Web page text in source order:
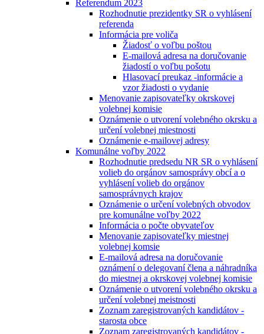
Referendum 2023
Rozhodnutie prezidentky SR o vyhlásení
referenda
Informácia pre voliča
Žiadosť o voľbu poštou
E-mailová adresa na doručovanie
žiadostí o voľbu pošotu
Hlasovací preukaz -informácie a
vzor žiadosti o vydanie
Menovanie zapisovateľky okrskovej
volebnej komisie
Oznámenie o utvorení volebného okrsku a
určení volebnej miestnosti
Oznámenie e-mailovej adresy
Komunálne voľby 2022
Rozhodnutie predsedu NR SR o vyhlásení
volieb do orgánov samosprávy obcí a o
vyhlásení volieb do orgánov
samosprávnych krajov
Oznámenie o určení volebných obvodov
pre komunálne voľby 2022
Informácia o počte obyvateľov
Menovanie zapisovateľky miestnej
volebnej komsie
E-mailová adresa na doručovanie
oznámení o delegovaní člena a náhradníka
do miestnej a okrskovej volebnej komisie
Oznámenie o utvorení volebného okrsku a
určení volebnej meistnosti
Zoznam zaregistrovaných kandidátov -
starosta obce
Zoznam zaregistrovaných kandidátov -